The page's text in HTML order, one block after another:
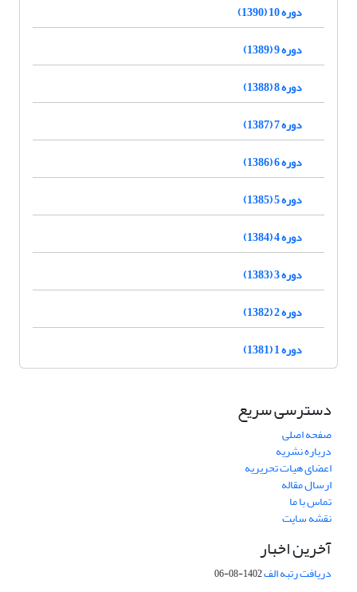
دوره 10 (1390)
دوره 9 (1389)
دوره 8 (1388)
دوره 7 (1387)
دوره 6 (1386)
دوره 5 (1385)
دوره 4 (1384)
دوره 3 (1383)
دوره 2 (1382)
دوره 1 (1381)
دسترسی سریع
صفحه اصلی
درباره نشریه
اعضای هیات تحریریه
ارسال مقاله
تماس با ما
نقشه سایت
آخرین اخبار
دریافت رتبه الف1402-08-06